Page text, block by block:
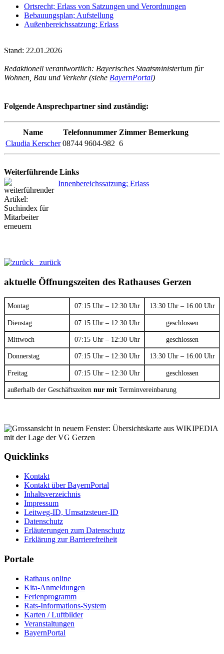
Ortsrecht; Erlass von Satzungen und Verordnungen
Bebauungsplan; Aufstellung
Außenbereichssatzung; Erlass
Stand: 22.01.2026
Redaktionell verantwortlich: Bayerisches Staatsministerium für
Wohnen, Bau und Verkehr (siehe BayernPortal)
Folgende Ansprechpartner sind zuständig:
Name Telefonnummer Zimmer Bemerkung
Claudia Kerscher 08744 9604-982 6
Weiterführende Links
Innenbereichssatzung; Erlass
zurück
aktuelle Öffnungszeiten des Rathauses Gerzen
Montag 07:15 Uhr – 12:30 Uhr 13:30 Uhr – 16:00 Uhr
Dienstag 07:15 Uhr – 12:30 Uhr geschlossen
Mittwoch 07:15 Uhr – 12:30 Uhr geschlossen
Donnerstag 07:15 Uhr – 12:30 Uhr 13:30 Uhr – 16:00 Uhr
Freitag 07:15 Uhr – 12:30 Uhr geschlossen
außerhalb der Geschäftszeiten nur mit Terminvereinbarung
Quicklinks
Kontakt
Kontakt über BayernPortal
Inhaltsverzeichnis
Impressum
Leitweg-ID, Umsatzsteuer-ID
Datenschutz
Erläuterungen zum Datenschutz
Erklärung zur Barrierefreiheit
Portale
Rathaus online
Kita-Anmeldungen
Ferienprogramm
Rats-Informations-System
Karten / Luftbilder
Veranstaltungen
BayernPortal